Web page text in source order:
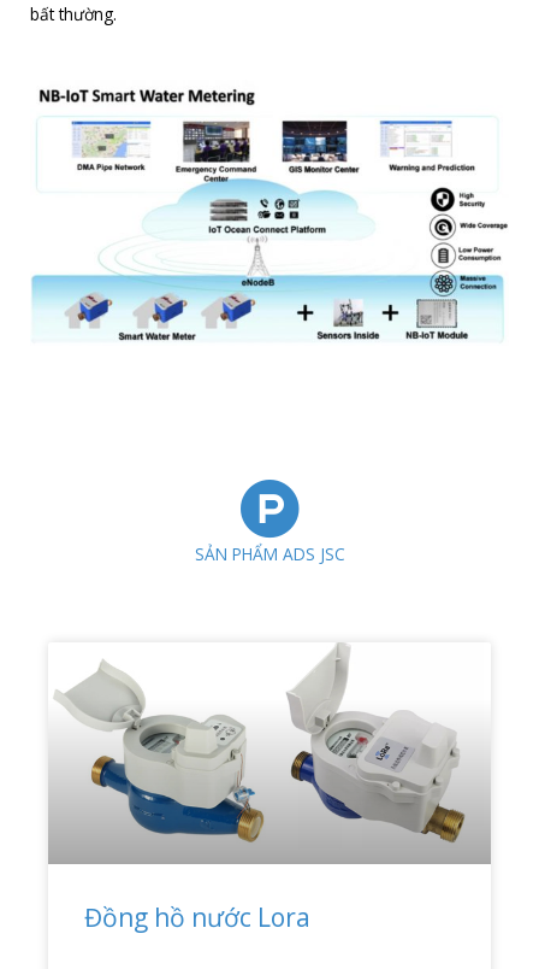
bất thường.
SẢN PHẨM ADS JSC
Đồng hồ nước Lora